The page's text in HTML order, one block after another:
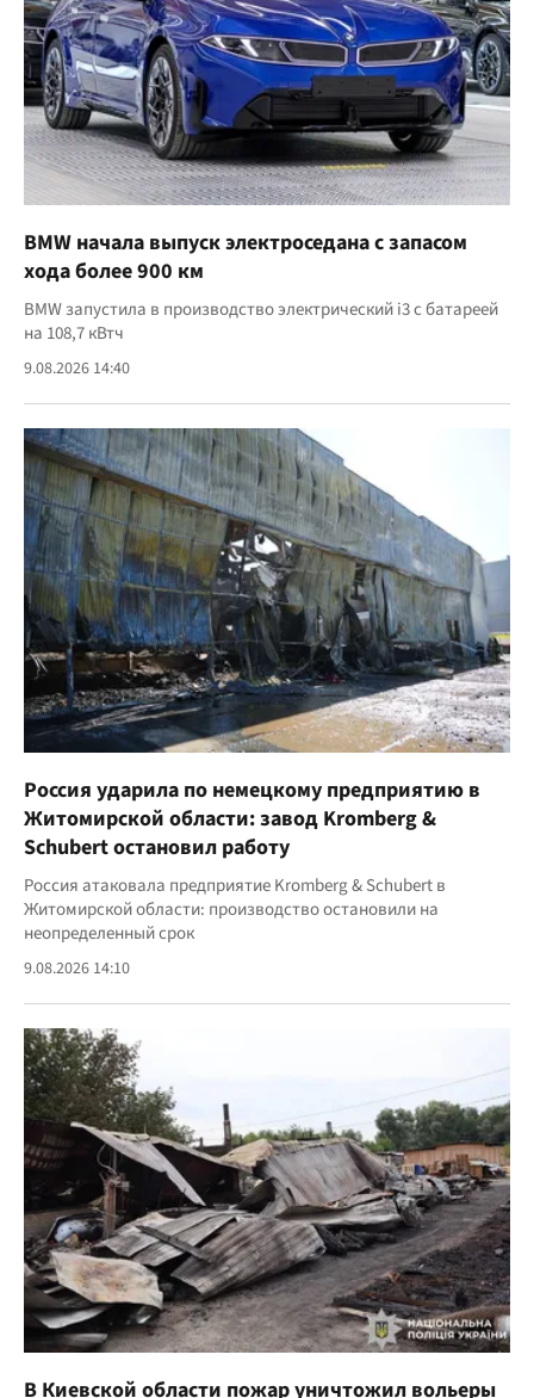
BMW начала выпуск электроседана с запасом
хода более 900 км
BMW запустила в производство электрический i3 с батареей
на 108,7 кВтч
9.08.2026 14:40
Россия ударила по немецкому предприятию в
Житомирской области: завод Kromberg &
Schubert остановил работу
Россия атаковала предприятие Kromberg & Schubert в
Житомирской области: производство остановили на
неопределенный срок
9.08.2026 14:10
В Киевской области пожар уничтожил вольеры